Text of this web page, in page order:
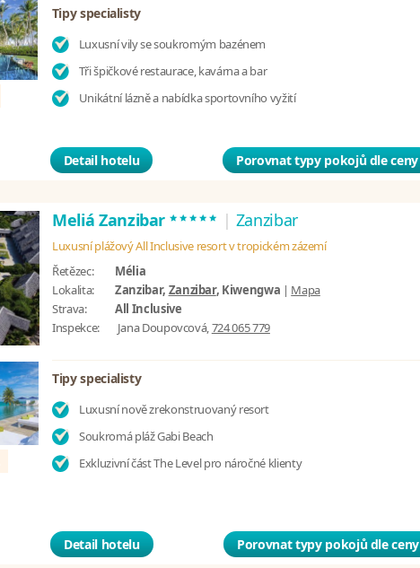
Tipy specialisty
Luxusní vily se soukromým bazénem
Tři špičkové restaurace, kavárna a bar
Unikátní lázně a nabídka sportovního vyžití
Detail hotelu Porovnat typy pokojů dle ceny
Meliá Zanzibar ***** | Zanzibar
Luxusní plážový All Inclusive resort v tropickém zázemí
Řetězec:
Mélia
Lokalita:
Zanzibar, Zanzibar, Kiwengwa | Mapa
Strava:
All Inclusive
Inspekce:
Jana Doupovcová,724 065 779
Tipy specialisty
Luxusní nově zrekonstruovaný resort
Soukromá pláž Gabi Beach
Exkluzivní část The Level pro náročné klienty
Detail hotelu Porovnat typy pokojů dle ceny